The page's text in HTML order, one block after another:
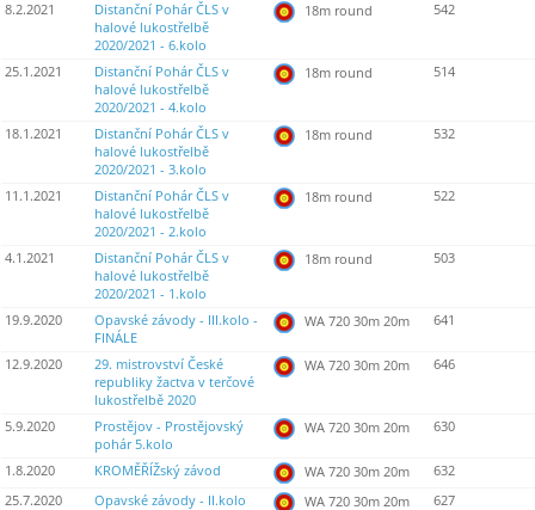
8.2.2021
Distanční Pohár ČLS v
halové lukostřelbě
2020/2021 - 6.kolo
18m round 542
25.1.2021
Distanční Pohár ČLS v
halové lukostřelbě
2020/2021 - 4.kolo
18m round 514
18.1.2021
Distanční Pohár ČLS v
halové lukostřelbě
2020/2021 - 3.kolo
18m round 532
11.1.2021
Distanční Pohár ČLS v
halové lukostřelbě
2020/2021 - 2.kolo
18m round 522
4.1.2021
Distanční Pohár ČLS v
halové lukostřelbě
2020/2021 - 1.kolo
18m round 503
19.9.2020
Opavské závody - III.kolo -
FINÁLE
WA 720 30m 20m 641
12.9.2020
29. mistrovství České
republiky žactva v terčové
lukostřelbě 2020
WA 720 30m 20m 646
5.9.2020
Prostějov - Prostějovský
pohár 5.kolo
WA 720 30m 20m 630
1.8.2020 KROMĚŘÍŽský závod WA 720 30m 20m
632
25.7.2020
Opavské závody - II.kolo WA 720 30m 20m 627